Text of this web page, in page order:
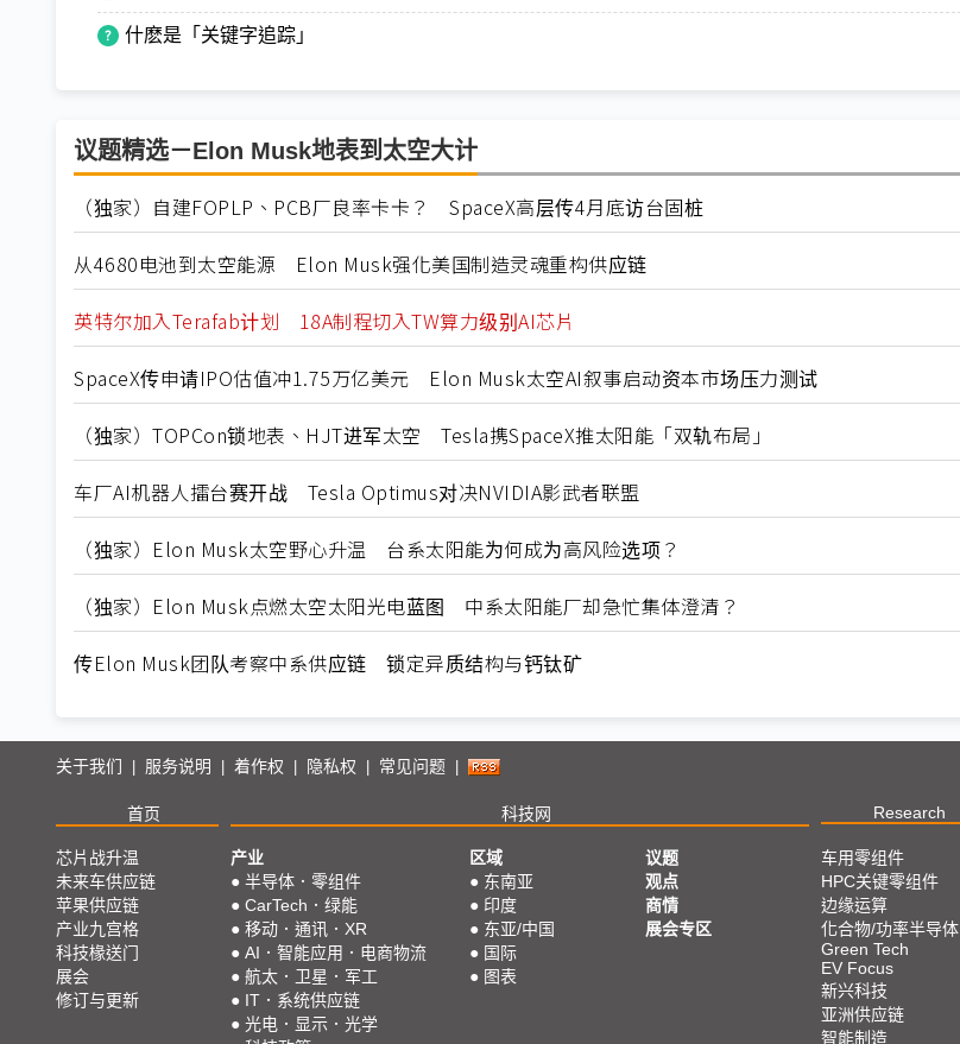
什麽是「关键字追踪」
议题精选－Elon Musk地表到太空大计
（独家）自建FOPLP、PCB厂良率卡卡？ SpaceX高层传4月底访台固桩
从4680电池到太空能源 Elon Musk强化美国制造灵魂重构供应链
英特尔加入Terafab计划 18A制程切入TW算力级别AI芯片
SpaceX传申请IPO估值冲1.75万亿美元 Elon Musk太空AI叙事启动资本市场压力测试
（独家）TOPCon锁地表、HJT进军太空 Tesla携SpaceX推太阳能「双轨布局」
车厂AI机器人擂台赛开战 Tesla Optimus对决NVIDIA影武者联盟
（独家）Elon Musk太空野心升温 台系太阳能为何成为高风险选项？
（独家）Elon Musk点燃太空太阳光电蓝图 中系太阳能厂却急忙集体澄清？
传Elon Musk团队考察中系供应链 锁定异质结构与钙钛矿
关于我们 服务说明 着作权 隐私权 常见问题
首页 科技网 Research
芯片战升温
未来车供应链
苹果供应链
产业九宫格
科技椽送门
展会
修订与更新
产业
● 半导体．零组件
● CarTech．绿能
● 移动．通讯．XR
● AI．智能应用．电商物流
● 航太．卫星．军工
● IT．系统供应链
● 光电．显示．光学
区域
● 东南亚
● 印度
● 东亚/中国
● 国际
● 图表
议题
观点
商情
展会专区
车用零组件
HPC关键零组件
边缘运算
化合物/功率半导体
Green Tech
EV Focus
新兴科技
亚洲供应链
智能制造